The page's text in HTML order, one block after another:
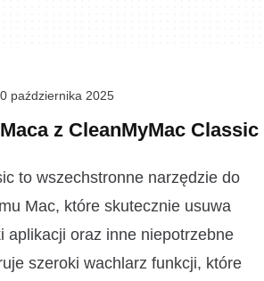
października 2025
z CleanMyMac Classic
to wszechstronne narzędzie do
Mac, które skutecznie usuwa
aplikacji oraz inne niepotrzebne
szeroki wachlarz funkcji, które